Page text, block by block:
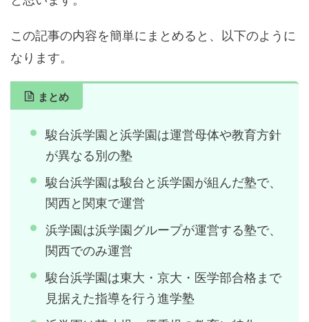
この記事の内容を簡単にまとめると、以下のように
なります。
まとめ
駿台浜学園と浜学園は運営母体や教育方針
が異なる別の塾
駿台浜学園は駿台と浜学園が組んだ塾で、
関西と関東で運営
浜学園は浜学園グループが運営する塾で、
関西でのみ運営
駿台浜学園は東大・京大・医学部合格まで
見据えた指導を行う進学塾